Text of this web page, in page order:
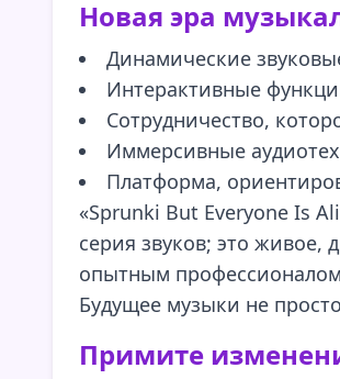
Новая эра
Динамические
Интерактивные
Сотрудничество,
Иммерсивные
Платформа,
«Sprunki But Everyone Is
серия звуков; это
опытным профессионалом
Будущее музыки не
Примите